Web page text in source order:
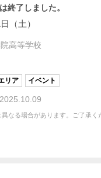
終了しました。
（土）
高等学校
リア イベント
なる場合があります。ご了承く